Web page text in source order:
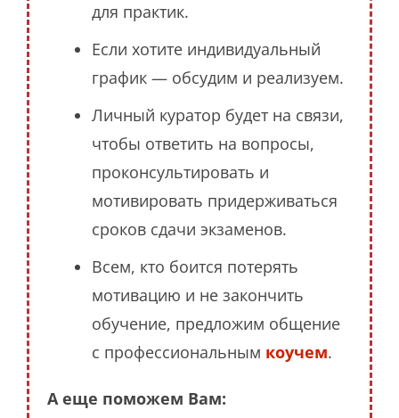
для практик.
Если хотите индивидуальный
график — обсудим и реализуем.
Личный куратор будет на связи,
чтобы ответить на вопросы,
проконсультировать и
мотивировать придерживаться
сроков сдачи экзаменов.
Всем, кто боится потерять
мотивацию и не закончить
обучение, предложим общение
с профессиональным коучем.
А еще поможем Вам: